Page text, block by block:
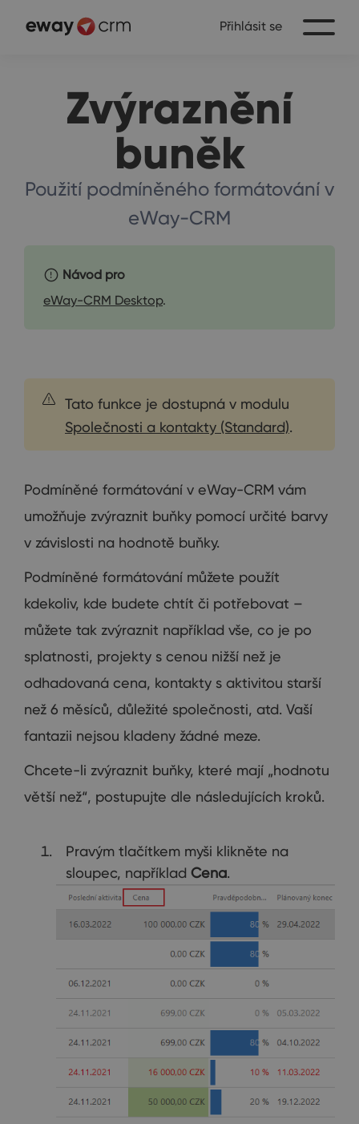
Přihlásit se
Zvýraznění
buněk
Použití podmíněného formátování v
eWay-CRM
Návod pro
eWay-CRM Desktop.
Tato funkce je dostupná v modulu
Společnosti a kontakty (Standard).
Podmíněné formátování v eWay-CRM vám
umožňuje zvýraznit buňky pomocí určité barvy
v závislosti na hodnotě buňky.
Podmíněné formátování můžete použít
kdekoliv, kde budete chtít či potřebovat –
můžete tak zvýraznit například vše, co je po
splatnosti, projekty s cenou nižší než je
odhadovaná cena, kontakty s aktivitou starší
než 6 měsíců, důležité společnosti, atd. Vaší
fantazii nejsou kladeny žádné meze.
Chcete-li zvýraznit buňky, které mají „hodnotu
větší než“, postupujte dle následujících kroků.
Pravým tlačítkem myši klikněte na
sloupec, například Cena.